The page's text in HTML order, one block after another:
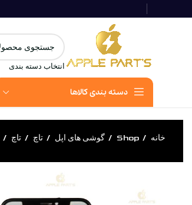
انتخاب دسته بندی
دسته بندی کالاها
خانه Shop گوشی های اپل تاچ تاچ